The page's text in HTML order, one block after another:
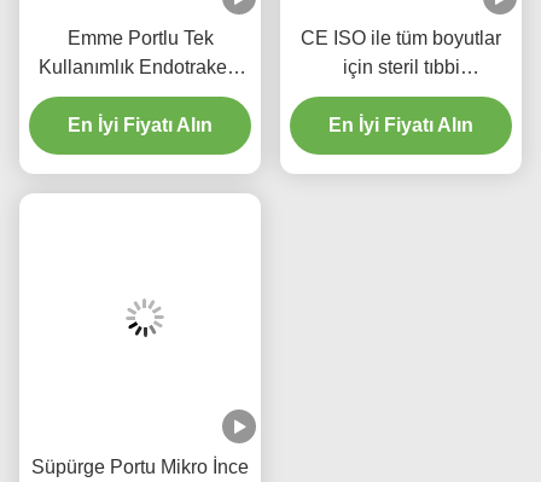
Emme Portlu Tek
Kullanımlık Endotrakeal
Tüp - DEHP İçermeyen
Şeffaf PVC, Beş Yıl Kalite
Garantili
En İyi Fiyatı Alın
CE ISO ile tüm boyutlar
için steril tıbbi
endotrakeal tüp
En İyi Fiyatı Alın
Süpürge Portu Mikro İnce